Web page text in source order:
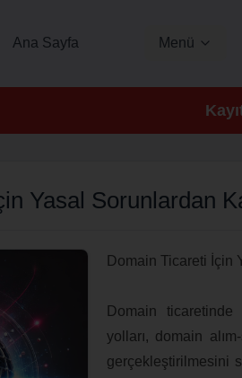
Ana Sayfa Menü
Yasal Sorunlardan
Domain Ticareti İçin
Domain ticaretinde
yolları, domain
gerçekleştirilmesini